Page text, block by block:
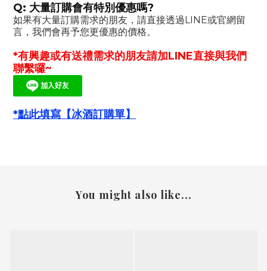
Q: 大量訂購會有特別優惠嗎?
如果有大量訂購需求的朋友，請直接透過LINE或官網留
言，我們會再予您更優惠的價格。
*有興趣或有送禮需求的朋友請加LINE直接與我們
聯繫囉~
*點此填寫【冰酒訂購單】
You might also like...